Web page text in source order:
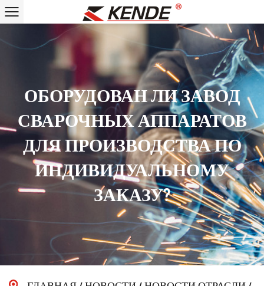
ОБОРУДОВАН ЛИ ЗАВОД
СВАРОЧНЫХ АППАРАТОВ
ДЛЯ ПРОИЗВОДСТВА ПО
ИНДИВИДУАЛЬНОМУ
ЗАКАЗУ?